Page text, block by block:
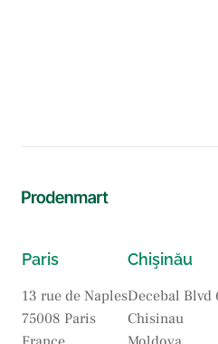
Paris
13 rue de Naples
75008 Paris
Chişinău
Decebal Blvd
Chisinau